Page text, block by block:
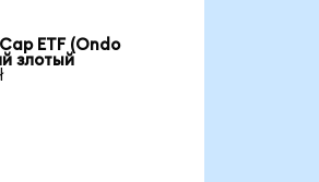
ETF (Ondo
злотый